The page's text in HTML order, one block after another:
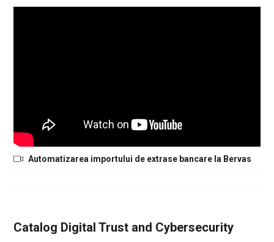
Automatizarea importului de extrase bancare la Bervas
Catalog Digital Trust and Cybersecurity